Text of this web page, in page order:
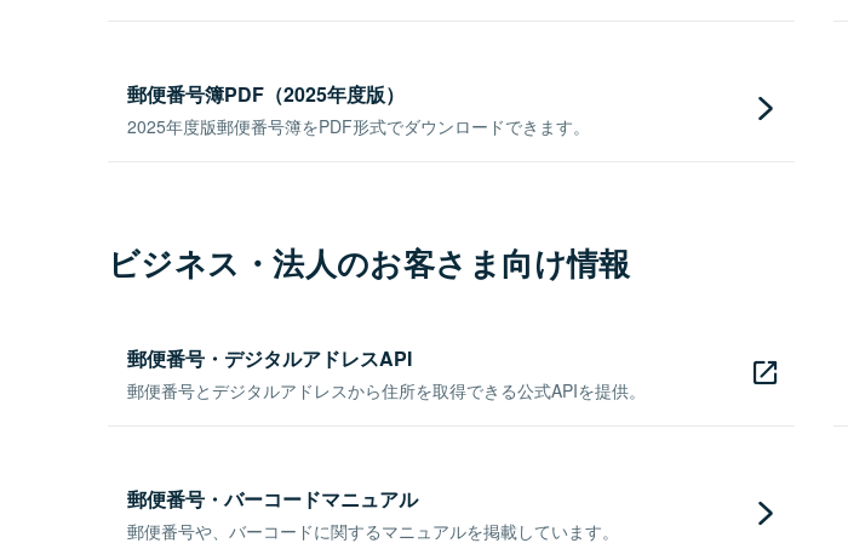
郵便番号簿PDF（2025年度版）
2025年度版郵便番号簿をPDF形式でダウンロードできます。
ビジネス・法人のお客さま向け情報
郵便番号・デジタルアドレスAPI
郵便番号とデジタルアドレスから住所を取得できる公式APIを提供。
郵便番号・バーコードマニュアル
郵便番号や、バーコードに関するマニュアルを掲載しています。